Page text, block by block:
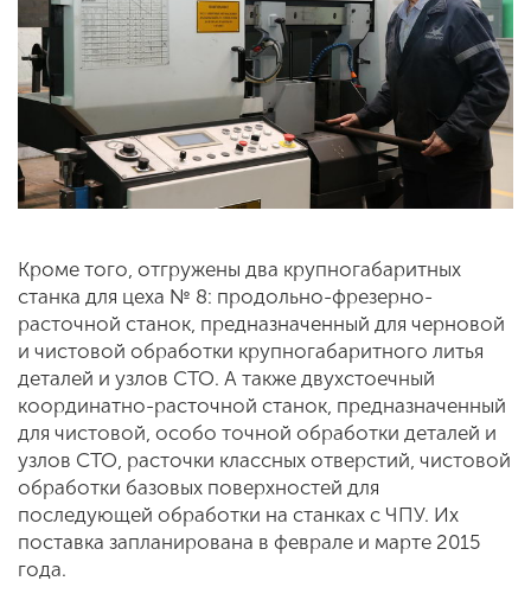
Кроме того, отгружены два крупногабаритных
станка для цеха № 8: продольно-фрезерно-
расточной станок, предназначенный для черновой
и чистовой обработки крупногабаритного литья
деталей и узлов СТО. А также двухстоечный
координатно-расточной станок, предназначенный
для чистовой, особо точной обработки деталей и
узлов СТО, расточки классных отверстий, чистовой
обработки базовых поверхностей для
последующей обработки на станках с ЧПУ. Их
поставка запланирована в феврале и марте 2015
года.